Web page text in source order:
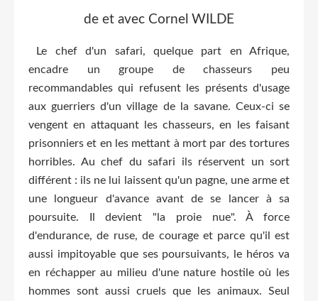
de et avec Cornel WILDE
Le chef d'un safari, quelque part en Afrique,
encadre un groupe de chasseurs peu
recommandables qui refusent les présents d'usage
aux guerriers d'un village de la savane. Ceux-ci se
vengent en attaquant les chasseurs, en les faisant
prisonniers et en les mettant à mort par des tortures
horribles. Au chef du safari ils réservent un sort
différent : ils ne lui laissent qu'un pagne, une arme et
une longueur d'avance avant de se lancer à sa
poursuite. Il devient "la proie nue". À force
d'endurance, de ruse, de courage et parce qu'il est
aussi impitoyable que ses poursuivants, le héros va
en réchapper au milieu d'une nature hostile où les
hommes sont aussi cruels que les animaux. Seul